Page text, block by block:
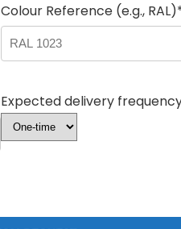
Colour Reference (e.g.,
Expected delivery